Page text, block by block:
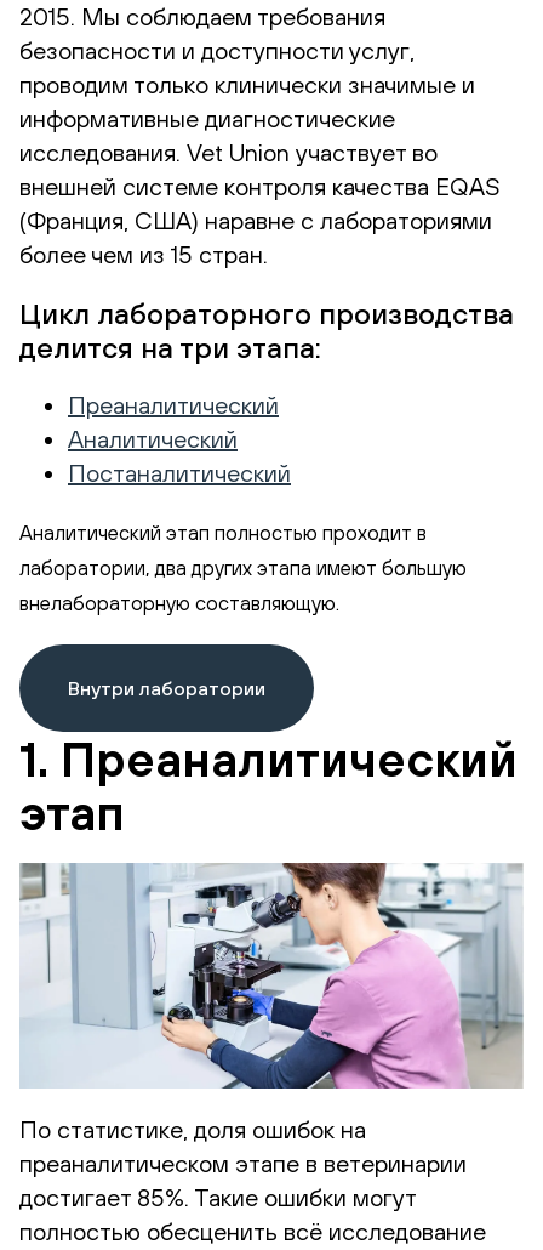
2015. Мы соблюдаем требования
безопасности и доступности услуг,
проводим только клинически значимые и
информативные диагностические
исследования. Vet Union участвует во
внешней системе контроля качества EQAS
(Франция, США) наравне с лабораториями
более чем из 15 стран.
Цикл лабораторного производства
делится на три этапа:
Преаналитический
Аналитический
Постаналитический
Аналитический этап полностью проходит в
лаборатории, два других этапа имеют большую
внелабораторную составляющую.
Внутри лаборатории
1. Преаналитический
этап
По статистике, доля ошибок на
преаналитическом этапе в ветеринарии
достигает 85%. Такие ошибки могут
полностью обесценить всё исследование